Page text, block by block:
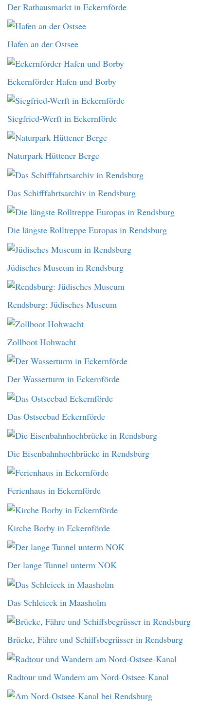
Der Rathausmarkt in Eckernförde
Hafen an der Ostsee
Eckernförder Hafen und Borby
Siegfried-Werft in Eckernförde
Naturpark Hüttener Berge
Das Schifffahrtsarchiv in Rendsburg
Die längste Rolltreppe Europas in Rendsburg
Jüdisches Museum in Rendsburg
Rendsburg: Jüdisches Museum
Zollboot Hohwacht
Der Wasserturm in Eckernförde
Das Ostseebad Eckernförde
Die Eisenbahnhochbrücke in Rendsburg
Ferienhaus in Eckernförde
Kirche Borby in Eckernförde
Der lange Tunnel unterm NOK
Das Schleieck in Maasholm
Brücke, Fähre und Schiffsbegrüsser in Rendsburg
Radtour und Wandern am Nord-Ostsee-Kanal